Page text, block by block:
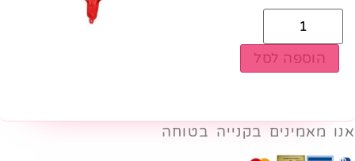
הוספה לסל
אנו מאמינים בקנייה בטוחה